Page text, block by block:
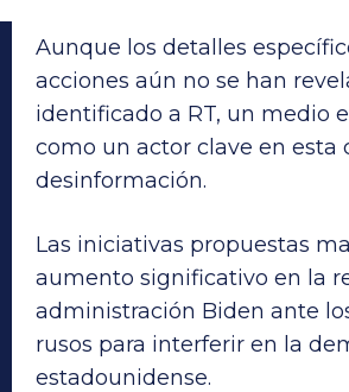
Aunque los detalles
acciones aún no se han
identificado a RT, un medio
como un actor clave en esta
desinformación.
Las iniciativas propuestas
aumento significativo en la
administración Biden ante
rusos para interferir en la
estadounidense.